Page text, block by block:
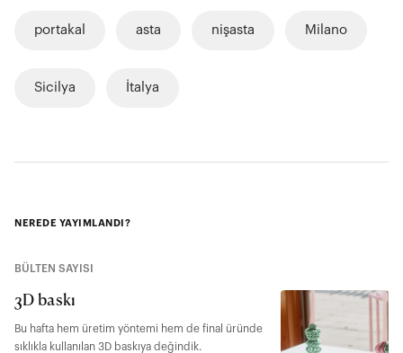
portakal asta nişasta Milano
Sicilya İtalya
NEREDE YAYIMLANDI?
BÜLTEN SAYISI
3D baskı
Bu hafta hem üretim yöntemi hem de final üründe
sıklıkla kullanılan 3D baskıya değindik.